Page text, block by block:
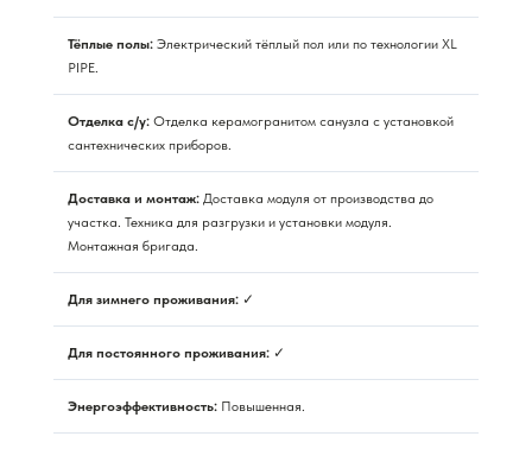
Тёплые полы: Электрический тёплый пол или по технологии XL
PIPE.
Отделка с/у: Отделка керамогранитом санузла с установкой
сантехнических приборов.
Доставка и монтаж: Доставка модуля от производства до
участка. Техника для разгрузки и установки модуля.
Монтажная бригада.
Для зимнего проживания: ✓
Для постоянного проживания: ✓
Энергоэффективность: Повышенная.